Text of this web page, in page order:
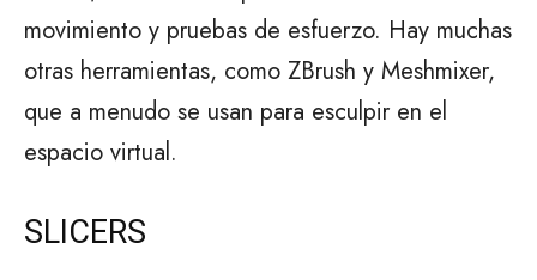
movimiento y pruebas de esfuerzo. Hay muchas
otras herramientas, como ZBrush y Meshmixer,
que a menudo se usan para esculpir en el
espacio virtual.
SLICERS